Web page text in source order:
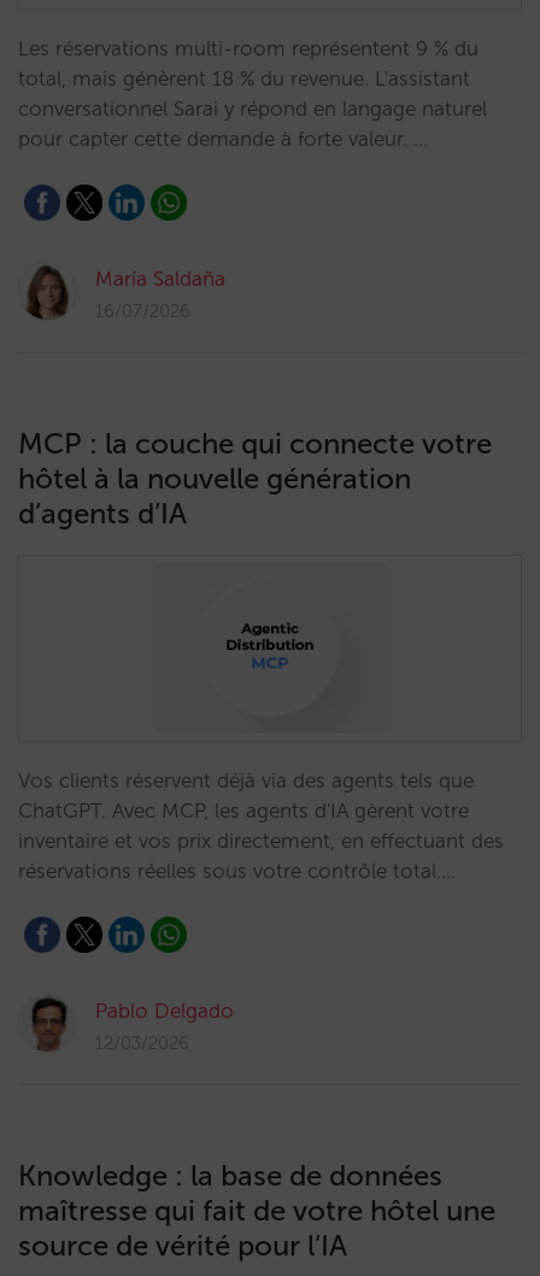
Les réservations multi-room représentent 9 % du
total, mais génèrent 18 % du revenue. L'assistant
conversationnel Sarai y répond en langage naturel
pour capter cette demande à forte valeur. …
María Saldaña
16/07/2026
MCP : la couche qui connecte votre
hôtel à la nouvelle génération
d’agents d’IA
Vos clients réservent déjà via des agents tels que
ChatGPT. Avec MCP, les agents d'IA gèrent votre
inventaire et vos prix directement, en effectuant des
réservations réelles sous votre contrôle total.…
Pablo Delgado
12/03/2026
Knowledge : la base de données
maîtresse qui fait de votre hôtel une
source de vérité pour l’IA